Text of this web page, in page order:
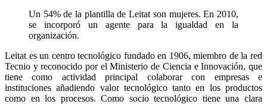
Un 54% de la plantilla de Leitat son mujeres. En 2010,
se incorporó un agente para la igualdad en la
organización.
Leitat es un centro tecnológico fundado en 1906, miembro de la red
Tecnio y reconocido por el Ministerio de Ciencia e Innovación, que
tiene como actividad principal colaborar con empresas e
instituciones añadiendo valor tecnológico tanto en los productos
como en los procesos. Como socio tecnológico tiene una clara